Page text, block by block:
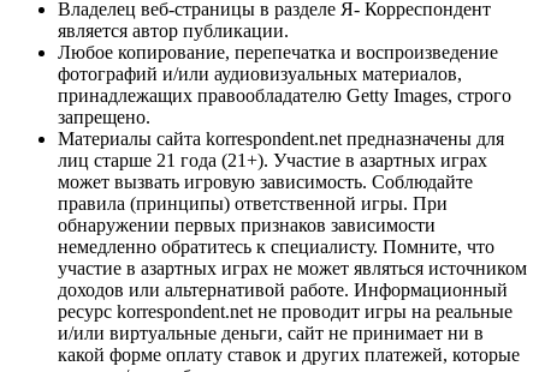
Владелец веб-страницы в разделе Я- Корреспондент
является автор публикации.
Любое копирование, перепечатка и воспроизведение
фотографий и/или аудиовизуальных материалов,
принадлежащих правообладателю Getty Images, строго
запрещено.
Материалы сайта korrespondent.net предназначены для
лиц старше 21 года (21+). Участие в азартных играх
может вызвать игровую зависимость. Соблюдайте
правила (принципы) ответственной игры. При
обнаружении первых признаков зависимости
немедленно обратитесь к специалисту. Помните, что
участие в азартных играх не может являться источником
доходов или альтернативой работе. Информационный
ресурс korrespondent.net не проводит игры на реальные
и/или виртуальные деньги, сайт не принимает ни в
какой форме оплату ставок и других платежей, которые